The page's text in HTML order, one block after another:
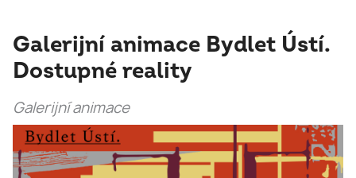
Galerijní animace Bydlet Ústí.
Dostupné reality
Galerijní animace